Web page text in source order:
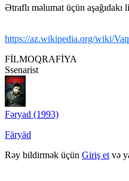
Ətraflı məlumat üçün aşağıdakı
https://az.wikipedia.org/wiki/
FİLMOQRAFİYA
Ssenarist
Fəryad (1993)
Färyäd
Rəy bildirmək üçün Giriş et və